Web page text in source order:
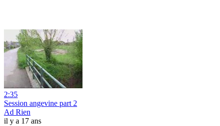
2:35
Session angevine part 2
Ad Rien
il y a 17 ans